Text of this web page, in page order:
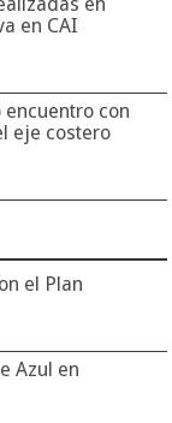
en CAI
con
eje costero
el Plan
Azul en